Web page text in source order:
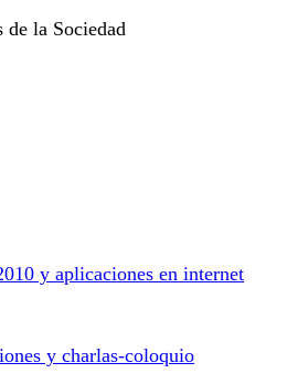
la Sociedad
y aplicaciones en internet
y charlas-coloquio